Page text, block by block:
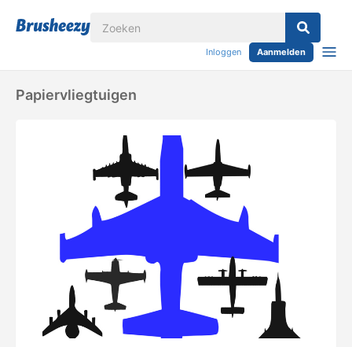
Inloggen Aanmelden
Papiervliegtuigen